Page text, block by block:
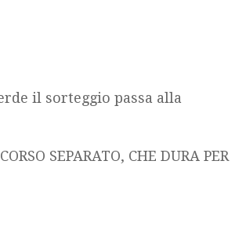
il sorteggio passa alla
SEPARATO, CHE DURA PER